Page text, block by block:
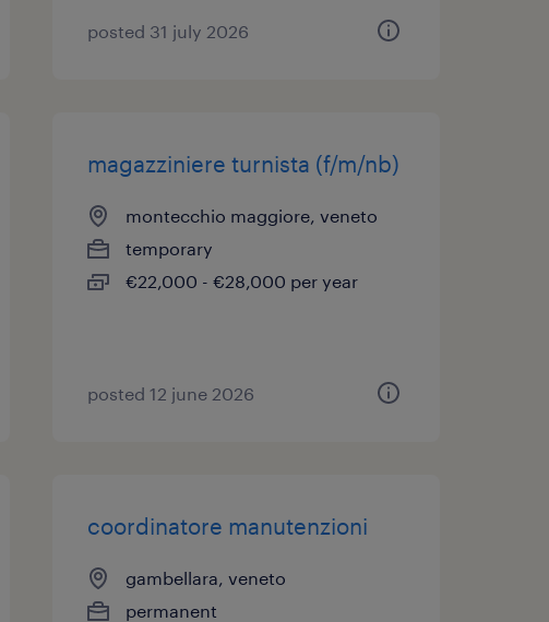
posted 31 july 2026
magazziniere turnista (f/m/nb)
montecchio maggiore, veneto
temporary
€22,000 - €28,000 per year
posted 12 june 2026
coordinatore manutenzioni
gambellara, veneto
permanent